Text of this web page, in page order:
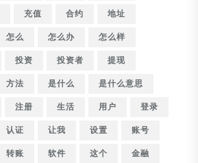
充值 合约
地址
怎么 怎么办
怎么样
投资 投资者
提现
方法 是什么
是什么意思
注册 生活 用户
登录
认证 让我 设置
账号
转账 软件 这个
金融